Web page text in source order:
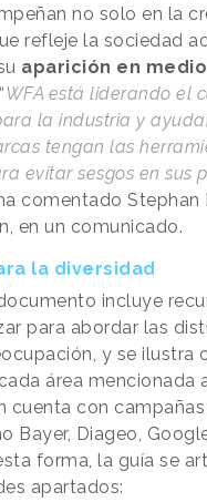
no solo en la
refleje la sociedad
aparición en
“WFA está liderando el
la industria y
tengan las
evitar sesgos en sus
ha comentado Stephan
en un comunicado.
la diversidad
incluye
para abordar las
y se ilustra
área mencionada
cuenta con
Bayer, Diageo,
forma, la guía se
apartados: